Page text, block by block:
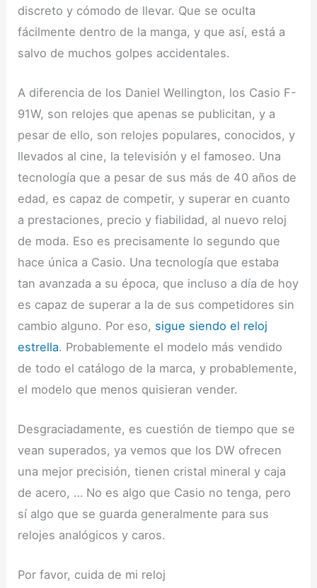
discreto y cómodo de llevar. Que se oculta
fácilmente dentro de la manga, y que así, está a
salvo de muchos golpes accidentales.
A diferencia de los Daniel Wellington, los Casio F-
91W, son relojes que apenas se publicitan, y a
pesar de ello, son relojes populares, conocidos, y
llevados al cine, la televisión y el famoseo. Una
tecnología que a pesar de sus más de 40 años de
edad, es capaz de competir, y superar en cuanto
a prestaciones, precio y fiabilidad, al nuevo reloj
de moda. Eso es precisamente lo segundo que
hace única a Casio. Una tecnología que estaba
tan avanzada a su época, que incluso a día de hoy
es capaz de superar a la de sus competidores sin
cambio alguno. Por eso, sigue siendo el reloj
estrella. Probablemente el modelo más vendido
de todo el catálogo de la marca, y probablemente,
el modelo que menos quisieran vender.
Desgraciadamente, es cuestión de tiempo que se
vean superados, ya vemos que los DW ofrecen
una mejor precisión, tienen cristal mineral y caja
de acero, … No es algo que Casio no tenga, pero
sí algo que se guarda generalmente para sus
relojes analógicos y caros.
Por favor, cuida de mi reloj